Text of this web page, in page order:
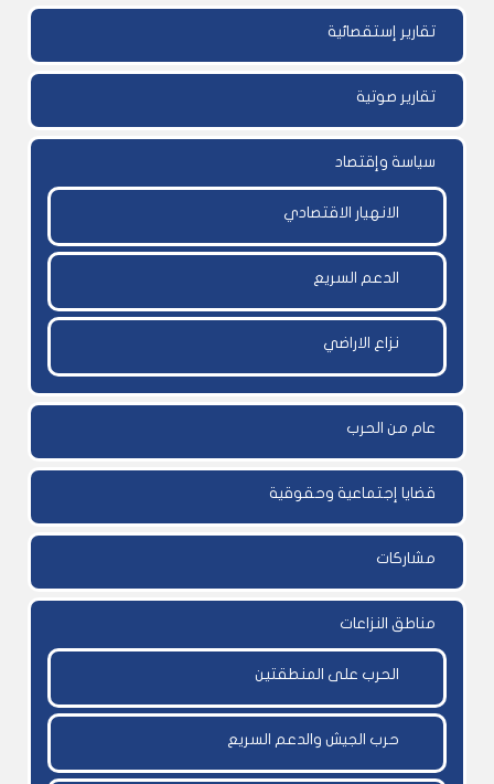
تقارير إستقصائية
تقارير صوتية
سياسة وإقتصاد
الانهيار الاقتصادي
الدعم السريع
نزاع الاراضي
عام من الحرب
قضايا إجتماعية وحقوقية
مشاركات
مناطق النزاعات
الحرب على المنطقتين
حرب الجيش والدعم السريع